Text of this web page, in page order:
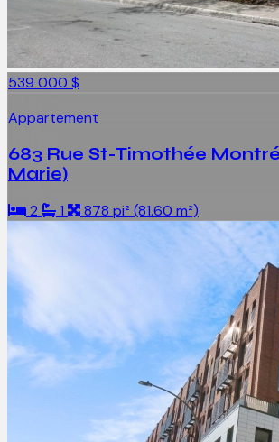
539 000 $
Appartement
683 Rue St-Timothée
Marie)
2 1 878 pi² (81.60 m²)